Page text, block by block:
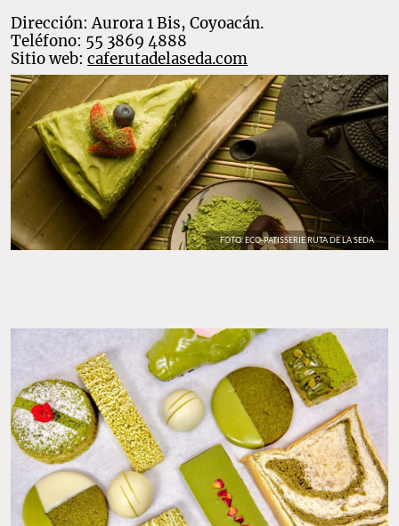
Dirección: Aurora 1 Bis, Coyoacán.
Teléfono: 55 3869 4888
Sitio web: caferutadelaseda.com
FOTO: ECO-PATISSERIE RUTA DE LA SEDA